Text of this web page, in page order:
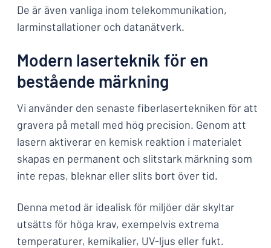
De är även vanliga inom telekommunikation,
larminstallationer och datanätverk.
Modern laserteknik för en
bestående märkning
Vi använder den senaste fiberlasertekniken för att
gravera på metall med hög precision. Genom att
lasern aktiverar en kemisk reaktion i materialet
skapas en permanent och slitstark märkning som
inte repas, bleknar eller slits bort över tid.
Denna metod är idealisk för miljöer där skyltar
utsätts för höga krav, exempelvis extrema
temperaturer, kemikalier, UV-ljus eller fukt.